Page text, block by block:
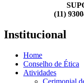
(11)
Institucional
Home
Conselho de Ética
Atividades
Cerimonial